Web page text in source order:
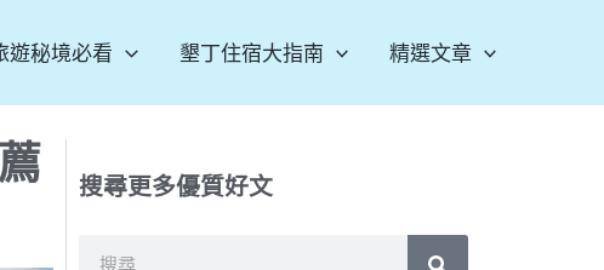
遊秘境必看 墾丁住宿大指南 精選文章
搜尋更多優質好文